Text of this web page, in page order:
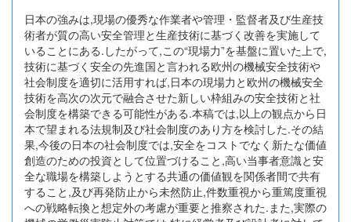
日本の強みは,現場の優秀な作業者や管理・監督者及び生産技
術者が質の高い安全管理と生産技術に基づく改善を実施して
いることにある.したがって,この“現場力”を基盤に置いた上で,
技術に基づく安全の先進国と言われる欧州の機械安全技術や
社会制度を適切に活用すれば,日本の現場力と欧州の機械安全
技術を高次の次元で融合させた新しい枠組みの安全技術と社
会制度を構築できる可能性がある.本稿では,以上の観点から日
本で望まれる法規制及び社会制度のあり方を検討した.その結
果,今後の日本の社会制度では,安全をコストでなく新たな価値
創造のための投資として位置づけること,高い当事者意識と安
全な職場を構築しようとする共通の価値観を関係者間で共有
すること,及び再発防止から未然防止,件数重視から重篤度重視
への戦略転換と想定外の考慮が重要と推察された.また,実際の